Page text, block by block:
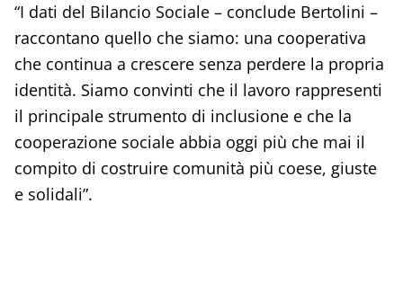
“I dati del Bilancio Sociale – conclude Bertolini –
raccontano quello che siamo: una cooperativa
che continua a crescere senza perdere la propria
identità. Siamo convinti che il lavoro rappresenti
il principale strumento di inclusione e che la
cooperazione sociale abbia oggi più che mai il
compito di costruire comunità più coese, giuste
e solidali”.